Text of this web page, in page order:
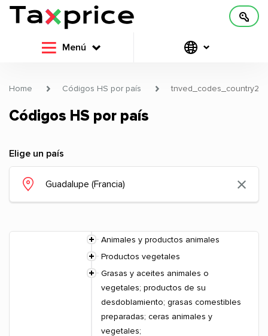
Menú
Home Códigos HS por país tnved_codes_country2
Códigos HS por país
Elige un país
Animales y productos animales
Productos vegetales
Grasas y aceites animales o
vegetales; productos de su
desdoblamiento; grasas comestibles
preparadas; ceras animales y
vegetales;